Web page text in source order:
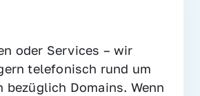
oder Services – wir
telefonisch rund um
bezüglich Domains. Wenn